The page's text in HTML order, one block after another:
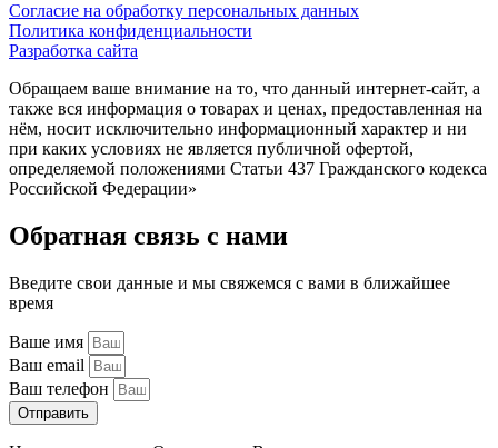
Согласие на обработку персональных данных
Политика конфиденциальности
Разработка сайта
Обращаем ваше внимание на то, что данный интернет-сайт, а
также вся информация о товарах и ценах, предоставленная на
нём, носит исключительно информационный характер и ни
при каких условиях не является публичной офертой,
определяемой положениями Статьи 437 Гражданского кодекса
Российской Федерации»
Обратная связь с нами
Введите свои данные и мы свяжемся с вами в ближайшее
время
Ваше имя
Ваш email
Ваш телефон
Отправить